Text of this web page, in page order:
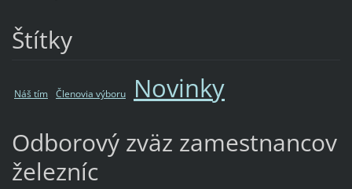
Štítky
Náš tím Členovia výboru Novinky
Odborový zväz zamestnancov
železníc